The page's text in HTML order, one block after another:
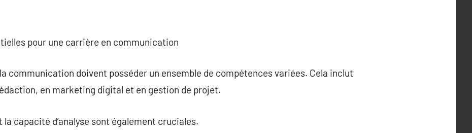
pour une carrière en communication
communication doivent posséder un ensemble de compétences variées. Cela inclut
en marketing digital et en gestion de projet.
capacité d’analyse sont également cruciales.